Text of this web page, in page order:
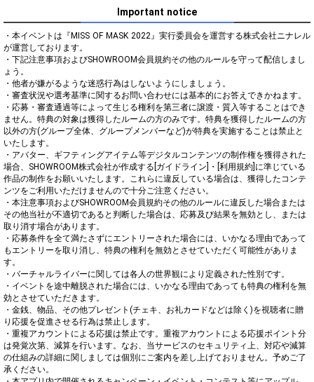
Important notice
・本イベントは『MISS OF MASK 2022』実行委員会を運営する株式会社ニナレル
が運営しております。
・下記注意事項およびSHOWROOM会員規約その他のルールを守って配信しまし
ょう。
・他者が嫌がるような迷惑行為はしないようにしましょう。
・審査状況や選考基準に関するお問い合わせには基本的にお答えできかねます。
・応募・審査通過等によって生じる権利を第三者に譲渡・質入等することはでき
ません。特典の対象は獲得したルームの方のみです。特典を獲得したルームの方
以外の方(グループ全体、グループメンバーなど)が特典を実施することは禁止と
いたします。
・アバター、ギフティングアイテム等デジタルコンテンツの制作権を獲得された
場合、SHOWROOM株式会社が作成する[ガイドライン]・[利用規約]に準じている
作品の制作をお願いいたします。これらに違反している場合は、獲得したコンテ
ンツをご利用いただけませんので十分ご注意ください。
・本注意事項およびSHOWROOM会員規約その他のルールに違反した場合または
その他当社が不適切であると判断した場合は、応募及び結果を無効とし、または
取り消す場合があります。
・応募条件を全て満たさずにエントリーされた場合には、いかなる理由であって
もエントリーを取り消し、特典の権利を無効とさせていただく可能性がありま
す。
・バーチャルライバーに関しては各人の世界観により定義された性別です。
・イベントを途中離脱された場合には、いかなる理由であっても特典の権利を無
効とさせていただきます。
・金銭、物品、その他プレゼント(チェキ、お礼カードなどは除く)を視聴者に贈
り応援を促進させる行為は禁止します。
・重複アカウントによる応援は禁止です。重複アカウントによる応援ポイント分
は発覚次第、減算を行います。なお、当サービスのセキュリティ上、対応や減算
の仕組みの詳細に関しましては個別にご案内を差し上げておりません。予めご了
承ください。